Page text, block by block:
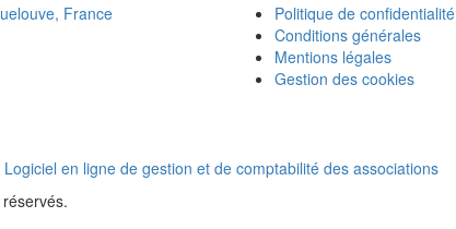
France
Politique de confidentialité
Conditions générales
Mentions légales
Gestion des cookies
Logiciel en ligne de gestion et de comptabilité des associations